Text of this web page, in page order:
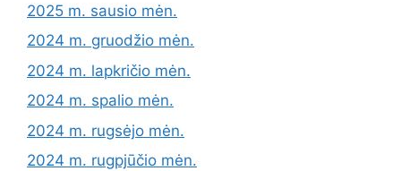
2025 m. sausio mėn.
2024 m. gruodžio mėn.
2024 m. lapkričio mėn.
2024 m. spalio mėn.
2024 m. rugsėjo mėn.
2024 m. rugpjūčio mėn.